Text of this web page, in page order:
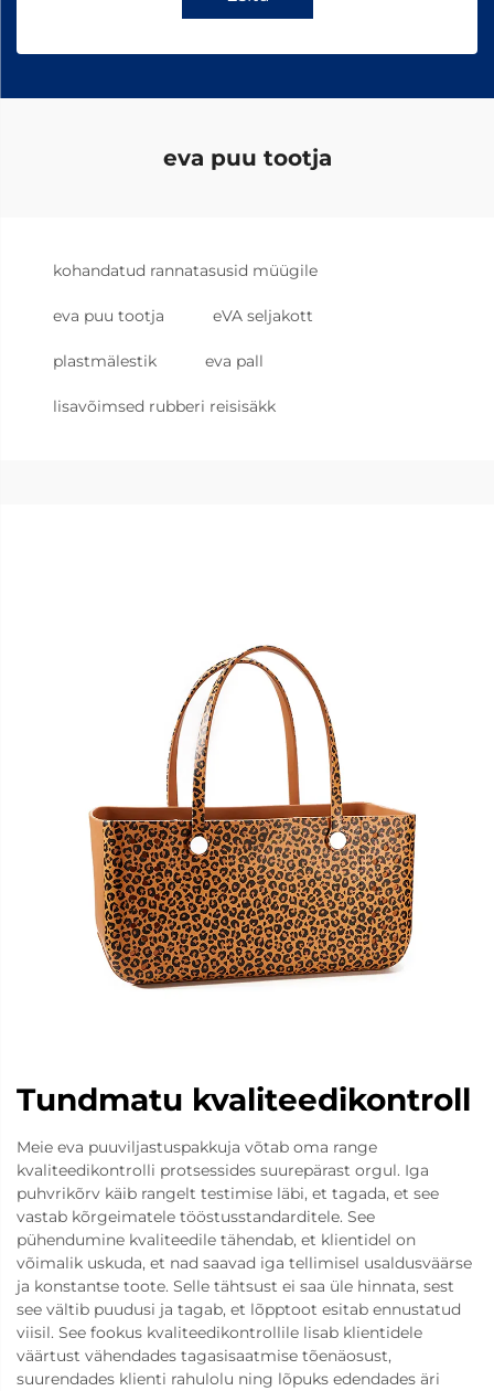
eva puu tootja
kohandatud rannatasusid müügile
eva puu tootja eVA seljakott
plastmälestik eva pall
lisavõimsed rubberi reisisäkk
Tundmatu kvaliteedikontroll
Meie eva puuviljastuspakkuja võtab oma range
kvaliteedikontrolli protsessides suurepärast orgul. Iga
puhvrikõrv käib rangelt testimise läbi, et tagada, et see
vastab kõrgeimatele tööstusstandarditele. See
pühendumine kvaliteedile tähendab, et klientidel on
võimalik uskuda, et nad saavad iga tellimisel usaldusväärse
ja konstantse toote. Selle tähtsust ei saa üle hinnata, sest
see vältib puudusi ja tagab, et lõpptoot esitab ennustatud
viisil. See fookus kvaliteedikontrollile lisab klientidele
väärtust vähendades tagasisaatmise tõenäosust,
suurendades klienti rahulolu ning lõpuks edendades äri